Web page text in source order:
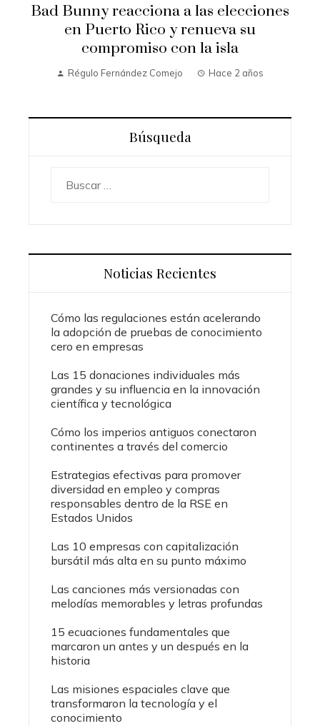
Bad Bunny reacciona a las elecciones
en Puerto Rico y renueva su
compromiso con la isla
Régulo Fernández Comejo Hace 2 años
Búsqueda
Noticias Recientes
Cómo las regulaciones están acelerando
la adopción de pruebas de conocimiento
cero en empresas
Las 15 donaciones individuales más
grandes y su influencia en la innovación
científica y tecnológica
Cómo los imperios antiguos conectaron
continentes a través del comercio
Estrategias efectivas para promover
diversidad en empleo y compras
responsables dentro de la RSE en
Estados Unidos
Las 10 empresas con capitalización
bursátil más alta en su punto máximo
Las canciones más versionadas con
melodías memorables y letras profundas
15 ecuaciones fundamentales que
marcaron un antes y un después en la
historia
Las misiones espaciales clave que
transformaron la tecnología y el
conocimiento